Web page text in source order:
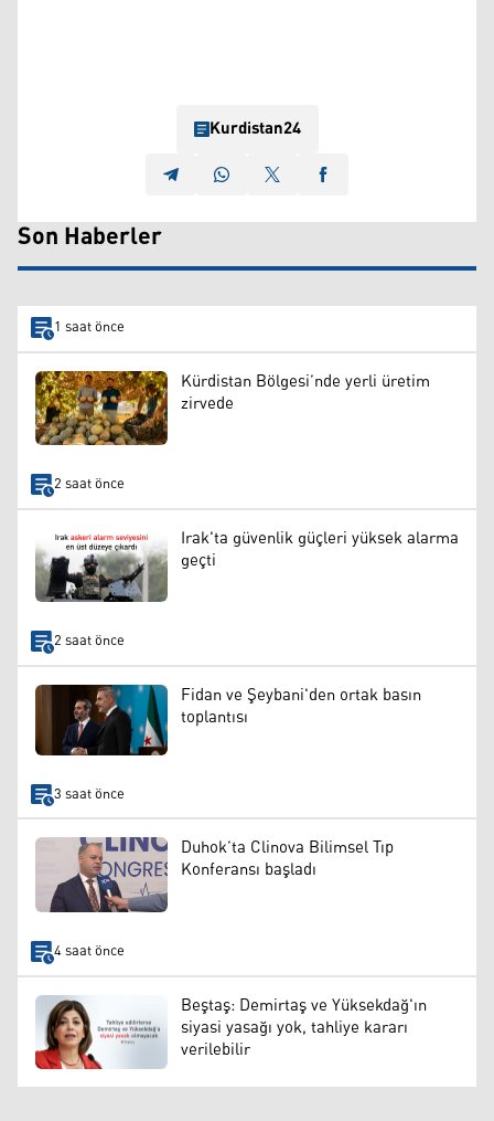
Kurdistan24
Son Haberler
1 saat önce
Kürdistan Bölgesi’nde yerli üretim
zirvede
2 saat önce
Irak'ta güvenlik güçleri yüksek alarma
geçti
2 saat önce
Fidan ve Şeybani'den ortak basın
toplantısı
3 saat önce
Duhok’ta Clinova Bilimsel Tıp
Konferansı başladı
4 saat önce
Beştaş: Demirtaş ve Yüksekdağ'ın
siyasi yasağı yok, tahliye kararı
verilebilir